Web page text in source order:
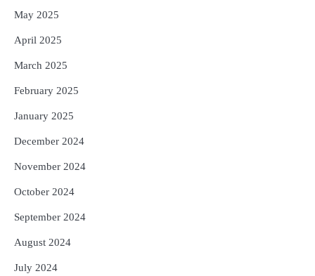
May 2025
April 2025
March 2025
February 2025
January 2025
December 2024
November 2024
October 2024
September 2024
August 2024
July 2024